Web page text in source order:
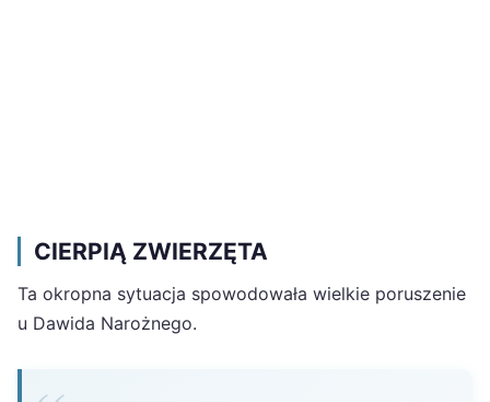
CIERPIĄ ZWIERZĘTA
Ta okropna sytuacja spowodowała wielkie poruszenie
u Dawida Narożnego.